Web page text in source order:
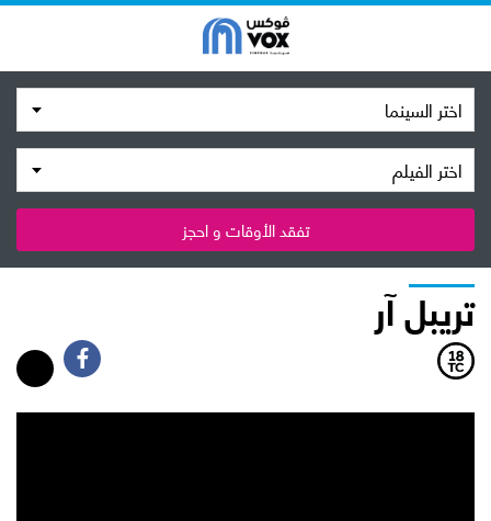
اختر السينما
اختر الفيلم
تفقد الأوقات و احجز
تريبل آر